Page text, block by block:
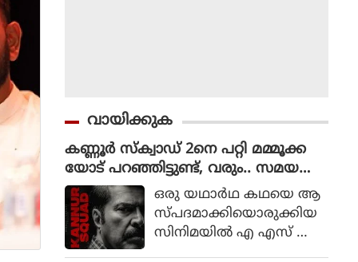
വായിക്കുക
കണ്ണൂർ സ്ക്വാഡ് 2നെ പറ്റി മമ്മൂക്ക
യോട് പറഞ്ഞിട്ടുണ്ട്, വരും.. സമയ
മെടുക്കും : റോണി ഡേവിഡ്
ഒരു യഥാര്‍ഥ കഥയെ ആ
സ്പദമാക്കിയൊരുക്കിയ
സിനിമയില്‍ എ എസ് ഐ